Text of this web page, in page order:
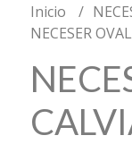
Inicio
NECESER